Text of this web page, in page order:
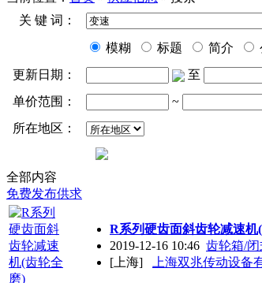
关 键 词：
模糊 标题 简介
更新日期：
至
单价范围：
~
所在地区：
全部内容
免费发布供求
R系列硬齿面斜齿轮减速机
2019-12-16 10:46 齿轮箱/
[上海]
上海双兆传动设备